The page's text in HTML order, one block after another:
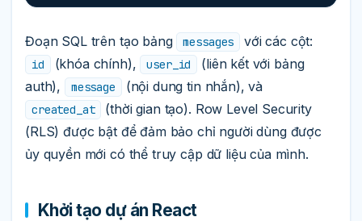
Đoạn SQL trên tạo bảng messages với các cột:
id (khóa chính), user_id
(liên kết với bảng
auth),
message (nội dung tin nhắn), và
created_at
(thời gian tạo). Row Level Security
(RLS) được bật để đảm bảo chỉ người dùng được
ủy quyền mới có thể truy cập dữ liệu của mình.
Khởi tạo dự án React